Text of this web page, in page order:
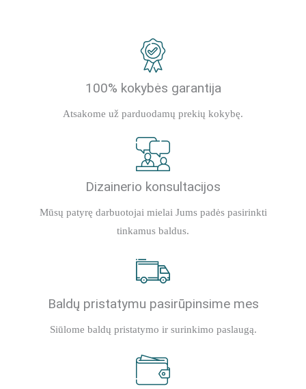
100% kokybės garantija
Atsakome už parduodamų prekių kokybę.
Dizainerio konsultacijos
Mūsų patyrę darbuotojai mielai Jums padės pasirinkti
tinkamus baldus.
Baldų pristatymu pasirūpinsime mes
Siūlome baldų pristatymo ir surinkimo paslaugą.